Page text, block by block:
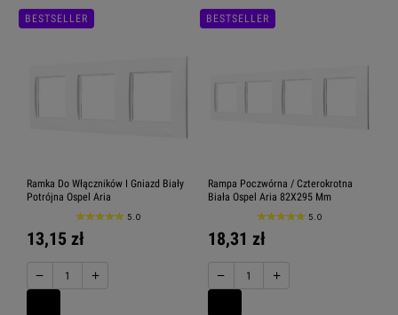
Ramka Do Włączników I Gniazd Biały
Potrójna Ospel Aria
5.0
13,15 zł
− +
BESTSELLER
Rampa Poczwórna / Czterokrotna
Biała Ospel Aria 82X295 Mm
5.0
18,31 zł
− +
BESTSELLER